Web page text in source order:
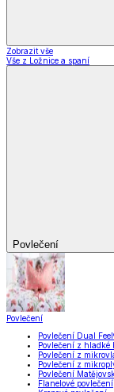
Zobrazit vše
Vše z Ložnice a spaní
Povlečení
Povlečení
Povlečení Dual
Povlečení z hladké
Povlečení z
Povlečení z
Povlečení
Flanelové povlečení